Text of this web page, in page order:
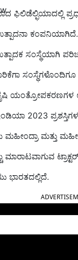
ಫಿಲಿಡೆಲ್ಫಿಯಾದಲ್ಲಿ
ಕಂಪನಿಯಾಗಿದೆ.
ಸಂಸ್ಥೆಯಾಗಿ
ಯಂತ್ರೋಪಕರಣಗಳ
2023
ಮಹೀಂದ್ರಾ ಮತ್ತು
ಮಾರಾಟವಾಗುವ
ಭಾರತದಲ್ಲಿದೆ.